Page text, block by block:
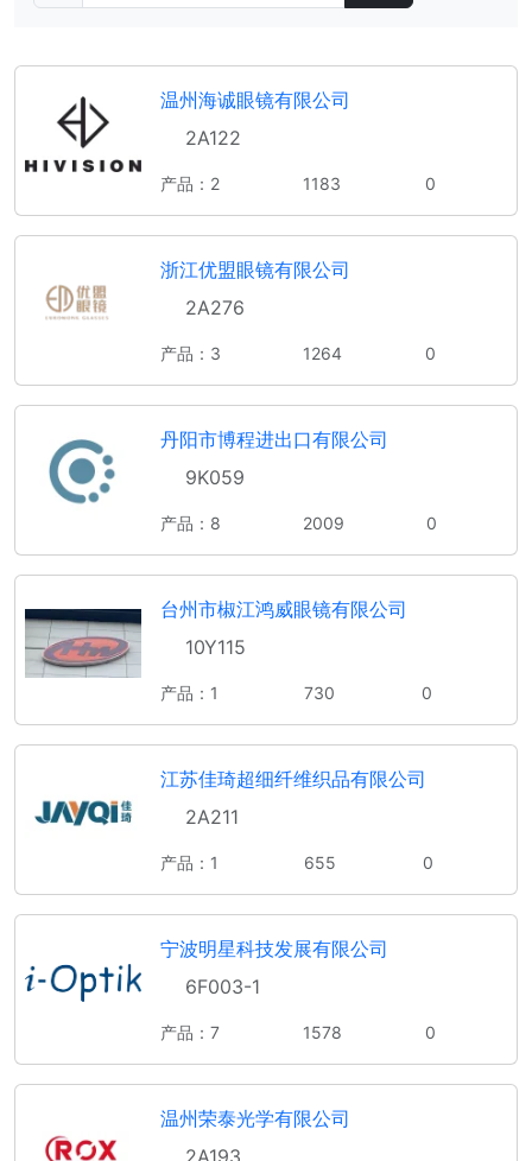
温州海诚眼镜有限公司
2A122
产品：2 1183 0
浙江优盟眼镜有限公司
2A276
产品：3 1264 0
丹阳市博程进出口有限公司
9K059
产品：8 2009 0
台州市椒江鸿威眼镜有限公司
10Y115
产品：1 730 0
江苏佳琦超细纤维织品有限公司
2A211
产品：1 655 0
宁波明星科技发展有限公司
6F003-1
产品：7 1578 0
温州荣泰光学有限公司